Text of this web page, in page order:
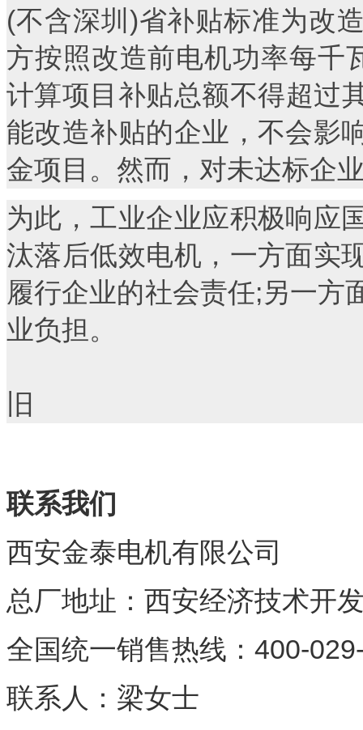
(不含深圳)省补贴标准为改
方按照改造前电机功率每千
计算项目补贴总额不得超过
能改造补贴的企业，不会影
金项目。然而，对未达标企
为此，工业企业应积极响应
汰落后低效电机，一方面实
履行企业的社会责任;另一方
业负担。
旧
联系我们
西安金泰电机有限公司
总厂地址：西安经济技术开
全国统一销售热线： 400-
联系人：梁女士